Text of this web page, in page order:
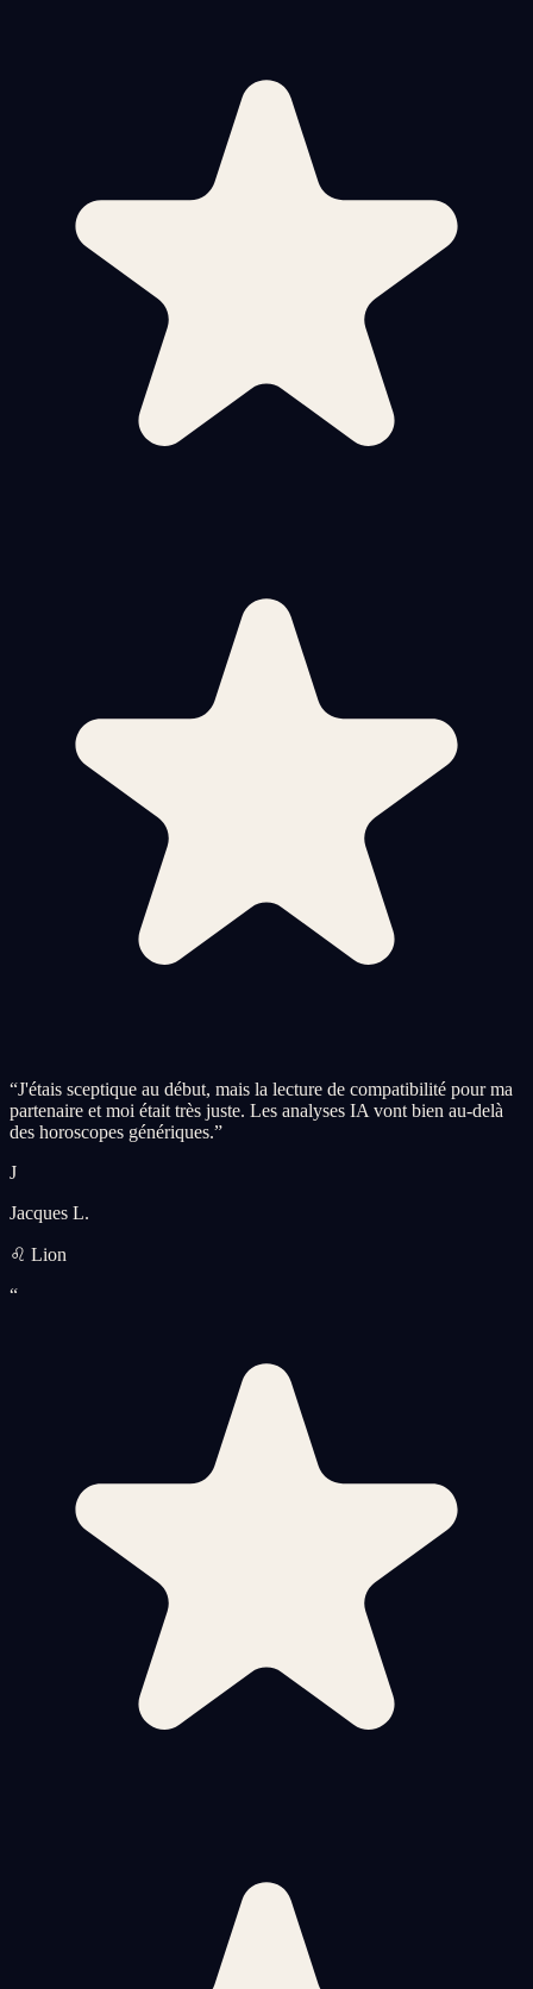
“J'étais sceptique au début, mais la lecture de compatibilité pour ma
partenaire et moi était très juste. Les analyses IA vont bien au-delà
des horoscopes génériques.”
J
Jacques L.
♌ Lion
“